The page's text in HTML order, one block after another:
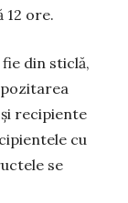
ore.
din sticlă,
recipiente
cu
se